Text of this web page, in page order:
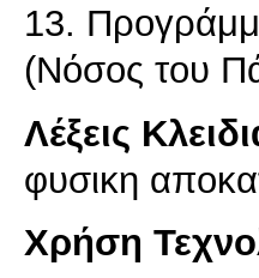
13.
Λέξεις
φυσικη
Χρήση